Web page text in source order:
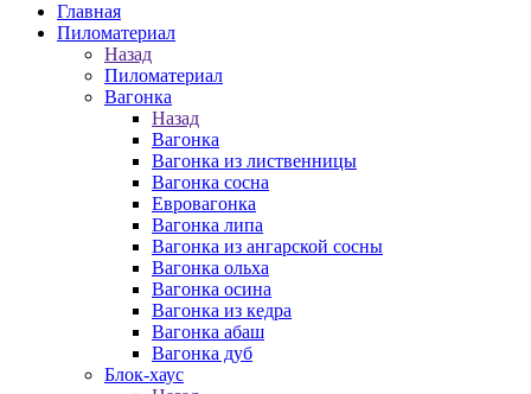
Главная
Пиломатериал
Назад
Пиломатериал
Вагонка
Назад
Вагонка
Вагонка из лиственницы
Вагонка сосна
Евровагонка
Вагонка липа
Вагонка из ангарской сосны
Вагонка ольха
Вагонка осина
Вагонка из кедра
Вагонка абаш
Вагонка дуб
Блок-хаус